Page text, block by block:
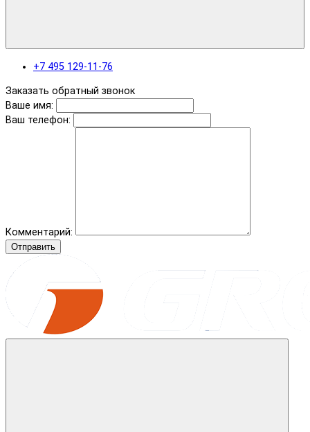
+7 495 129-11-76
Заказать обратный звонок
Ваше имя:
Ваш телефон:
Комментарий:
Отправить